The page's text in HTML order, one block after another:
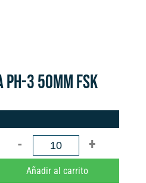
PH-3 50MM FSK
PUNTA
ESTRELLA
Añadir al carrito